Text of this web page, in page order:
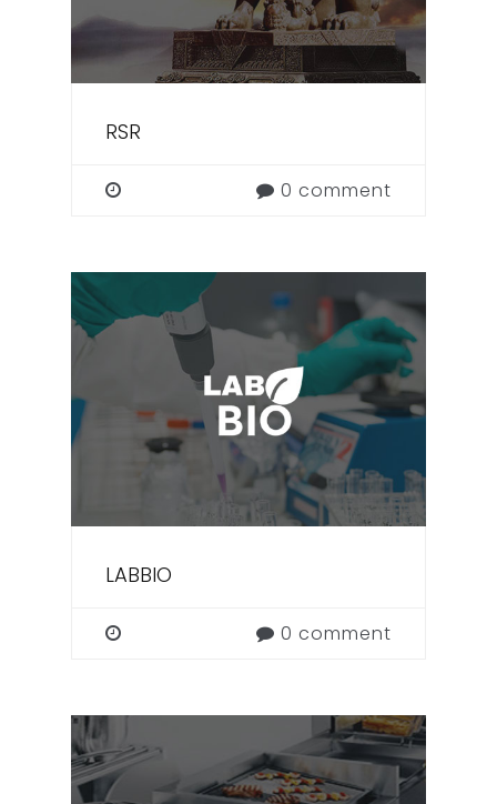
RSR
0 comment
LABBIO
0 comment